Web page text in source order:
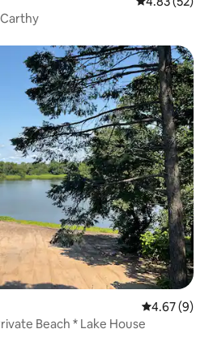
Calificación
4.67 (9)
Beach * Lake House